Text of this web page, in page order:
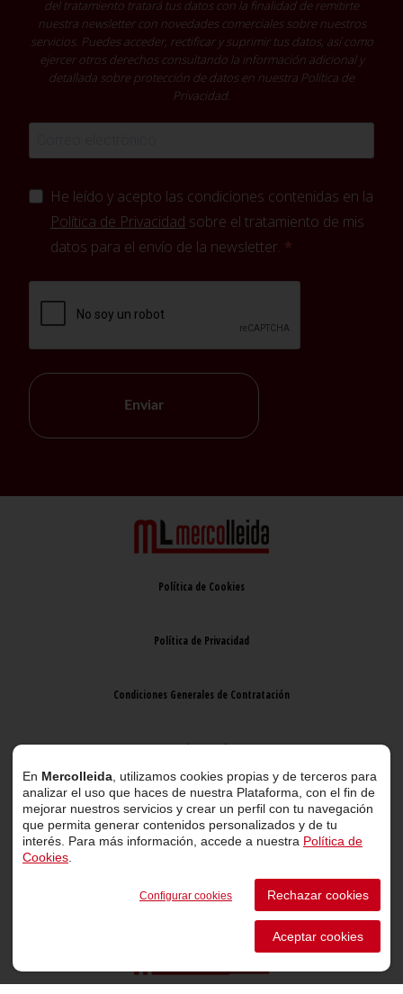
del tratamiento tratará tus datos con la finalidad de remitirte
nuestra newsletter con novedades comerciales sobre nuestros
servicios. Puedes acceder, rectificar y suprimir tus datos, así como
ejercer otros derechos consultando la información adicional y
detallada sobre protección de datos en nuestra Política de
Privacidad.
He leído y acepto las condiciones contenidas en la
Política de Privacidad sobre el tratamiento de mis
datos para el envío de la newsletter.
Enviar
Política de Cookies
Política de Privacidad
Condiciones Generales de Contratación
Aviso Legal
© 2026 Mercolleida. Todos los derechos reservados.
ACTIUM Digital
En Mercolleida , utilizamos cookies propias y de terceros para
analizar el uso que haces de nuestra Plataforma, con el fin de
mejorar nuestros servicios y crear un perfil con tu navegación
que permita generar contenidos personalizados y de tu
interés. Para más información, accede a nuestra Política de
Cookies
Configurar cookies Rechazar cookies
Aceptar cookies